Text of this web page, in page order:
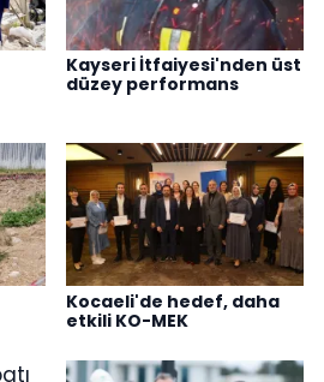
Kayseri İtfaiyesi'nden üst
düzey performans
Kocaeli'de hedef, daha
etkili KO-MEK